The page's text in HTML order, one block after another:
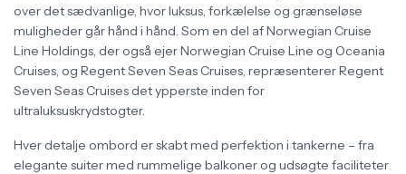
over det sædvanlige, hvor luksus, forkælelse og grænseløse
muligheder går hånd i hånd. Som en del af Norwegian Cruise
Line Holdings, der også ejer Norwegian Cruise Line og Oceania
Cruises, og Regent Seven Seas Cruises, repræsenterer Regent
Seven Seas Cruises det ypperste inden for
ultraluksuskrydstogter.
Hver detalje ombord er skabt med perfektion i tankerne – fra
elegante suiter med rummelige balkoner og udsøgte faciliteter